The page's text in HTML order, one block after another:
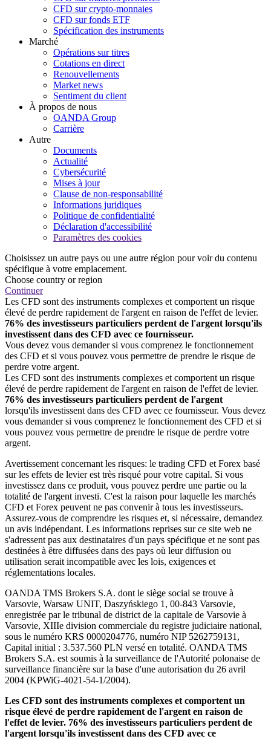
CFD sur crypto-monnaies
CFD sur fonds ETF
Spécification des instruments
Marché
Opérations sur titres
Cotations en direct
Renouvellements
Market news
Sentiment du client
À propos de nous
OANDA Group
Carrière
Autre
Documents
Actualité
Cybersécurité
Mises à jour
Clause de non-responsabilité
Informations juridiques
Politique de confidentialité
Déclaration d'accessibilité
Paramètres des cookies
Choisissez un autre pays ou une autre région pour voir du contenu
spécifique à votre emplacement.
Choose country or region
Continuer
Les CFD sont des instruments complexes et comportent un risque
élevé de perdre rapidement de l'argent en raison de l'effet de levier.
76% des investisseurs particuliers perdent de l'argent lorsqu'ils
investissent dans des CFD avec ce fournisseur.
Vous devez vous demander si vous comprenez le fonctionnement
des CFD et si vous pouvez vous permettre de prendre le risque de
perdre votre argent.
Les CFD sont des instruments complexes et comportent un risque
élevé de perdre rapidement de l'argent en raison de l'effet de levier.
76% des investisseurs particuliers perdent de l'argent
lorsqu'ils investissent dans des CFD avec ce fournisseur. Vous devez
vous demander si vous comprenez le fonctionnement des CFD et si
vous pouvez vous permettre de prendre le risque de perdre votre
argent.
Avertissement concernant les risques: le trading CFD et Forex basé
sur les effets de levier est très risqué pour votre capital. Si vous
investissez dans ce produit, vous pouvez perdre une partie ou la
totalité de l'argent investi. C'est la raison pour laquelle les marchés
CFD et Forex peuvent ne pas convenir à tous les investisseurs.
Assurez-vous de comprendre les risques et, si nécessaire, demandez
un avis indépendant. Les informations reprises sur ce site web ne
s'adressent pas aux destinataires d'un pays spécifique et ne sont pas
destinées à être diffusées dans des pays où leur diffusion ou
utilisation serait incompatible avec les lois, exigences et
réglementations locales.
OANDA TMS Brokers S.A. dont le siège social se trouve à
Varsovie, Warsaw UNIT, Daszyńskiego 1, 00-843 Varsovie,
enregistrée par le tribunal de district de la capitale de Varsovie à
Varsovie, XIIIe division commerciale du registre judiciaire national,
sous le numéro KRS 0000204776, numéro NIP 5262759131,
Capital initial : 3.537.560 PLN versé en totalité. OANDA TMS
Brokers S.A. est soumis à la surveillance de l'Autorité polonaise de
surveillance financière sur la base d'une autorisation du 26 avril
2004 (KPWiG-4021-54-1/2004).
Les CFD sont des instruments complexes et comportent un
risque élevé de perdre rapidement de l'argent en raison de
l'effet de levier. 76% des investisseurs particuliers perdent de
l'argent lorsqu'ils investissent dans des CFD avec ce